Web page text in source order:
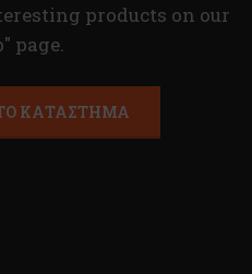
products on our
page.
ΚΑΤΆΣΤΗΜΑ